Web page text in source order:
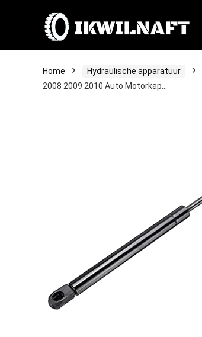
Home Hydraulische apparatuur
2008 2009 2010 Auto Motorkap…